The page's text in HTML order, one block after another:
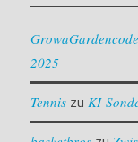
2025
Tenniszu KI-